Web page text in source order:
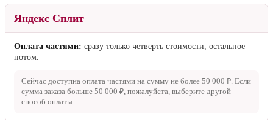
Яндекс Сплит
Оплата частями: сразу только четверть стоимости, остальное —
потом.
Сейчас доступна оплата частями на сумму не более 50 000 ₽. Если
сумма заказа больше 50 000 ₽, пожалуйста, выберите другой
способ оплаты.